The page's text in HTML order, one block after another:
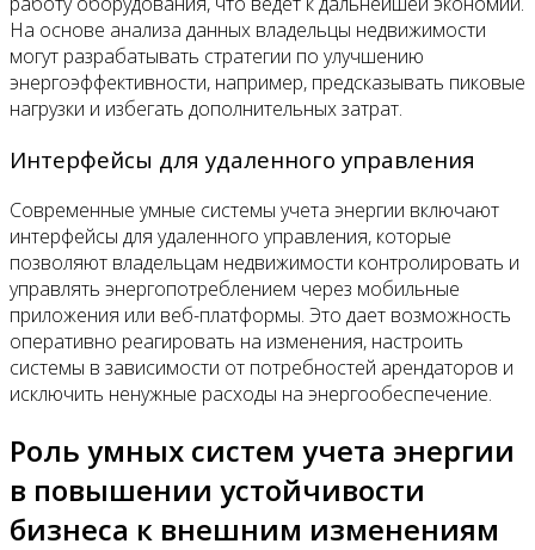
На основе анализа данных владельцы недвижимости
могут разрабатывать стратегии по улучшению
энергоэффективности, например, предсказывать пиковые
нагрузки и избегать дополнительных затрат.
Интерфейсы для удаленного управления
Современные умные системы учета энергии включают
интерфейсы для удаленного управления, которые
позволяют владельцам недвижимости контролировать и
управлять энергопотреблением через мобильные
приложения или веб-платформы. Это дает возможность
оперативно реагировать на изменения, настроить
системы в зависимости от потребностей арендаторов и
исключить ненужные расходы на энергообеспечение.
Роль умных систем учета энергии
в повышении устойчивости
бизнеса к внешним изменениям